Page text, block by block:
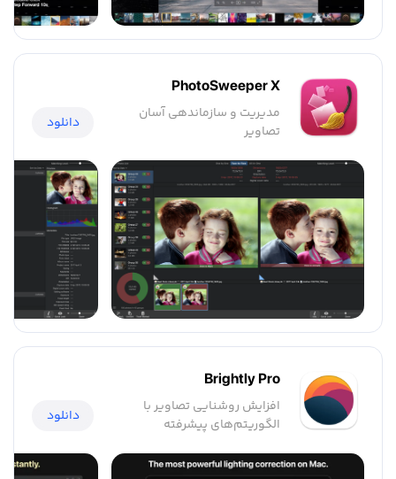
PhotoSweeper X
مدیریت و سازماندهی آسان
تصاویر
دانلود
Brightly Pro
افزایش روشنایی تصاویر با
الگوریتم‌های پیشرفته
دانلود